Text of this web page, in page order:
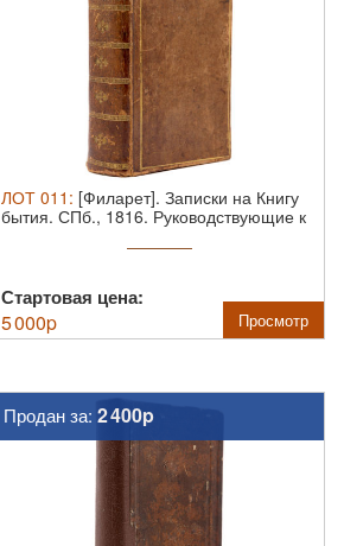
ЛОТ 011 : [Филарет]. Записки на Книгу
бытия. СПб., 1816. Руководствующие к
Стартовая цена:
5 000p Просмотр
Продан за: 2 400p